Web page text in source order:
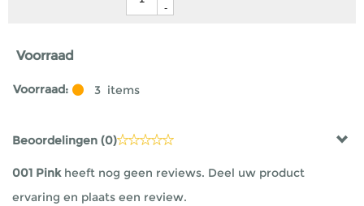
-
Voorraad
Voorraad: 3 items
Beoordelingen (0)
001 Pinkheeft nog geen reviews. Deel uw product
ervaring en plaats een review.